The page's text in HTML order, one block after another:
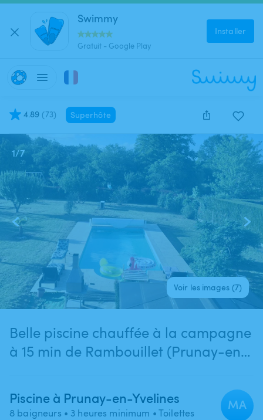
Swimmy
Gratuit - Google Play
Installer
4.89 (73) Superhôte
1/7
Voir les images (7)
Belle piscine chauffée à la campagne
à 15 min de Rambouillet (Prunay-en-
Piscine à Prunay-en-Yvelines
8 baigneurs • 3 heures minimum • Toilettes
MA